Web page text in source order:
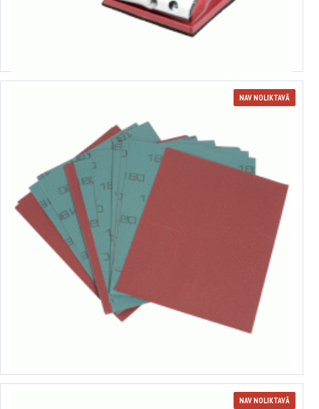
Smilšpapīra turētājs
NAV NOLIKTAVĀ
Ūdensizturīgs smilšpapīrs
NAV NOLIKTAVĀ